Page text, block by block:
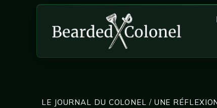
LE JOURNAL DU COLONEL / UNE